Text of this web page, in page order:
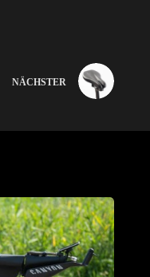
NÄCHSTER